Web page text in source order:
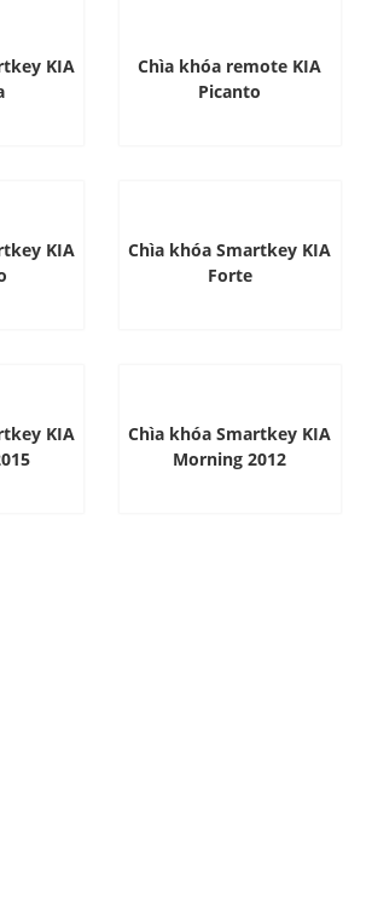
KIA
Chìa khóa remote KIA
Picanto
KIA
Chìa khóa Smartkey KIA
Forte
KIA
Chìa khóa Smartkey KIA
Morning 2012